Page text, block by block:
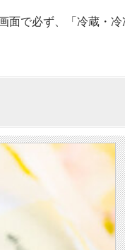
で必ず、「冷蔵・